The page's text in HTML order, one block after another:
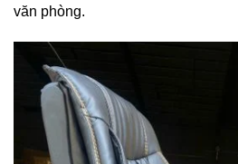
văn phòng.